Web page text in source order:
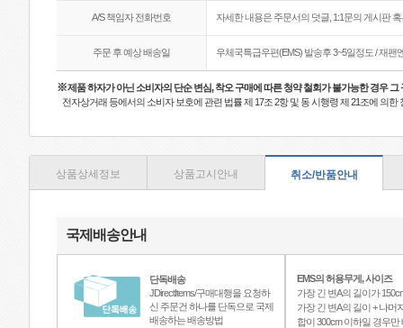
A/S 책임자 전화번호 자세한 내용은 주문서의 덧글, 1:1문의 게시판
주문 후 예상 배송일 우체국특급우편(EMS) 발송후 3~5일정도 / 재
※제품 하자가 아닌 소비자의 단순 변심, 착오 구매에 따른 청약 철회가 불가능한 경우 그
전자상거래 등에서의 소비자 보호에 관련 법률 제 17조 2항 및 동 시행령 제 21조에 의
상품상세정보 상품고시안내 취소/반품안내
국제배송안내
단독배송
JDirectItems/구매대행을 요청하
신 주문건 하나를 단독으로 국제
배송하는 배송방법
EMS의 허용무게, 사이즈
가장 긴 변A의 길이가
가장 긴 변A의 길이 + 나머
합이 300cm 이하일 경우만